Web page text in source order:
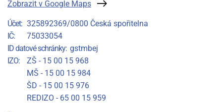
Zobrazit v Google Maps
Účet
325892369/0800 Česká spořitelna
IČ
75033054
ID datové schránky gstmbej
IZO
ZŠ - 15 00 15 968
MŠ - 15 00 15 984
ŠD - 15 00 15 976
REDIZO - 65 00 15 959